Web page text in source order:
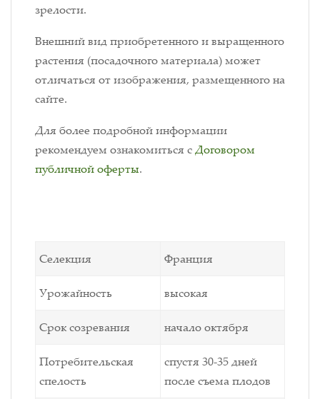
зрелости.
Внешний вид приобретенного и выращенного
растения (посадочного материала) может
отличаться от изображения, размещенного на
сайте.
Для более подробной информации
рекомендуем ознакомиться сДоговором
публичной оферты.
Селекция Франция
Урожайность высокая
Срок созревания начало октября
Потребительская
спелость
спустя 30-35 дней
после съема плодов